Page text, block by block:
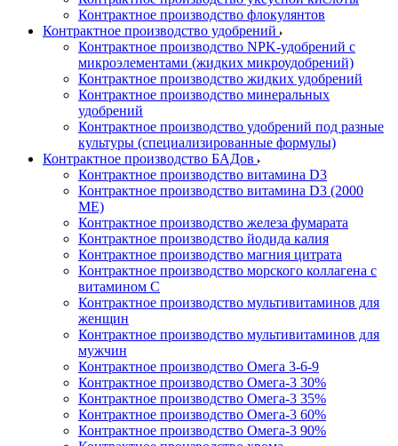
Контрактное производство флокулянтов
Контрактное производство удобрений
Контрактное производство NPK-удобрений с
микроэлементами (жидких микроудобрений)
Контрактное производство жидких удобрений
Контрактное производство минеральных
удобрений
Контрактное производство удобрений под разные
культуры (специализированные формулы)
Контрактное производство БАДов
Контрактное производство витамина D3
Контрактное производство витамина D3 (2000
МЕ)
Контрактное производство железа фумарата
Контрактное производство йодида калия
Контрактное производство магния цитрата
Контрактное производство морского коллагена с
витамином С
Контрактное производство мультивитаминов для
женщин
Контрактное производство мультивитаминов для
мужчин
Контрактное производство Омега 3-6-9
Контрактное производство Омега-3 30%
Контрактное производство Омега-3 35%
Контрактное производство Омега-3 60%
Контрактное производство Омега-3 90%